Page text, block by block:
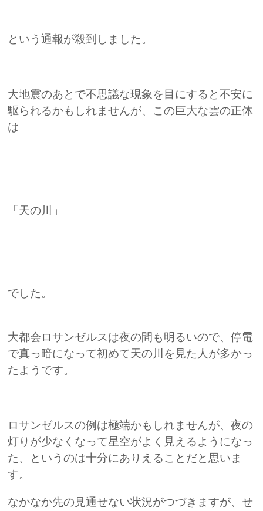
という通報が殺到しました。
大地震のあとで不思議な現象を目にすると不安に
駆られるかもしれませんが、この巨大な雲の正体
は
「天の川」
でした。
大都会ロサンゼルスは夜の間も明るいので、停電
で真っ暗になって初めて天の川を見た人が多かっ
たようです。
ロサンゼルスの例は極端かもしれませんが、夜の
灯りが少なくなって星空がよく見えるようになっ
た、というのは十分にありえることだと思いま
す。
なかなか先の見通せない状況がつづきますが、せ